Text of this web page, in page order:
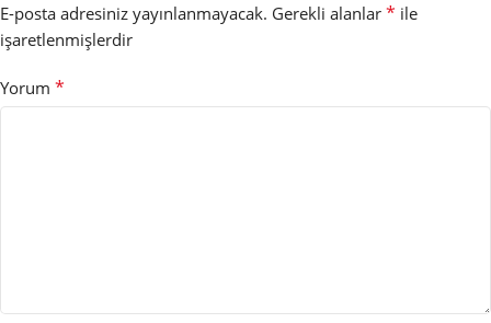
E-posta adresiniz yayınlanmayacak. Gerekli alanlar * ile
işaretlenmişlerdir
Yorum *